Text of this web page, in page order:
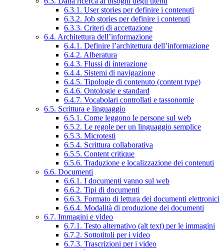
6.3.1. User stories per definire i contenuti
6.3.2. Job stories per definire i contenuti
6.3.3. Criteri di accettazione
6.4. Architettura dell’informazione
6.4.1. Definire l’architettura dell’informazione
6.4.2. Alberatura
6.4.3. Flussi di interazione
6.4.4. Sistemi di navigazione
6.4.5. Tipologie di contenuto (content type)
6.4.6. Ontologie e standard
6.4.7. Vocabolari controllati e tassonomie
6.5. Scrittura e linguaggio
6.5.1. Come leggono le persone sul web
6.5.2. Le regole per un linguaggio semplice
6.5.3. Microtesti
6.5.4. Scrittura collaborativa
6.5.5. Content critique
6.5.6. Traduzione e localizzazione dei contenuti
6.6. Documenti
6.6.1. I documenti vanno sul web
6.6.2. Tipi di documenti
6.6.3. Formato di lettura dei documenti elettronici
6.6.4. Modalità di produzione dei documenti
6.7. Immagini e video
6.7.1. Testo alternativo (alt text) per le immagini
6.7.2. Sottotitoli per i video
6.7.3. Trascrizioni per i video